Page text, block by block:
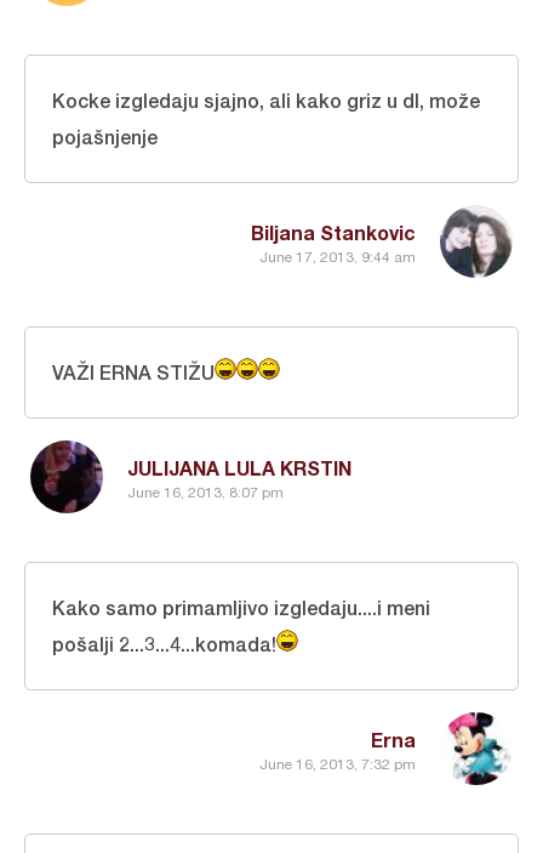
Biljana Stankovic
June 17, 2013, 9:44 am
Kocke izgledaju sjajno, ali kako griz u dl, može
pojašnjenje
JULIJANA LULA KRSTIN
June 16, 2013, 8:07 pm
VAŽI ERNA STIŽU
Erna
June 16, 2013, 7:32 pm
Kako samo primamljivo izgledaju....i meni
pošalji 2...3...4...komada!